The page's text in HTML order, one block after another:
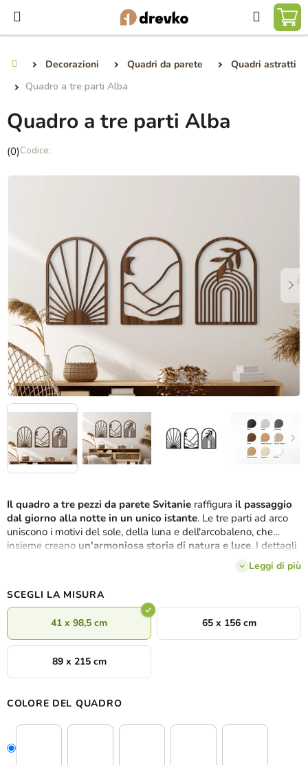
contenuto
Ricerca
Decorazioni Quadri da parete
Quadri astratti
Quadro a tre parti Alba
Il quadro a tre pezzi da parete Svitanie raffigura il passaggio
dal giorno alla notte in un unico istante. Le tre parti ad arco
uniscono i motivi del sole, della luna e dell'arcobaleno, che
insieme creano un'armoniosa storia di natura e luce. I dettagli
intagliati con precisione sottolineano le linee delicate e
un senso di movimento e vita. È
perfettamente all'atmosfera della propria casa.
Leggi di più
SCEGLI LA MISURA
41 x 98,5 cm 65 x 156 cm
89 x 215 cm
COLORE DEL QUADRO
Quadro a tre parti Alba
La
media
(0)